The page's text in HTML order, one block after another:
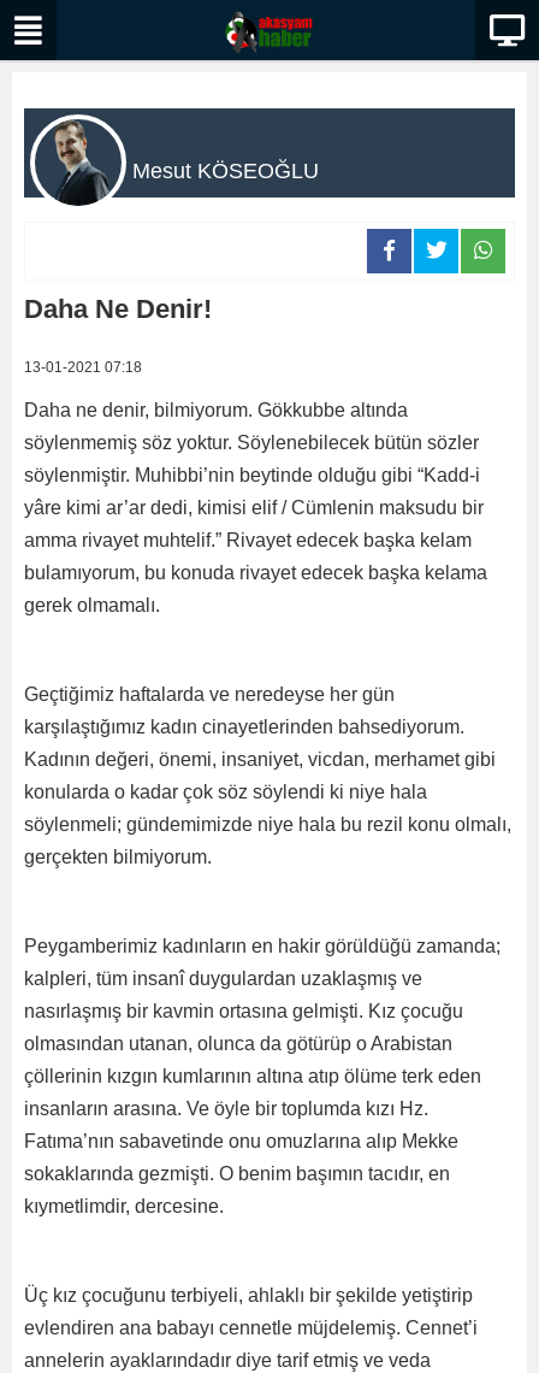
Mesut KÖSEOĞLU
Daha Ne Denir!
13-01-2021 07:18
Daha ne denir, bilmiyorum. Gökkubbe altında
söylenmemiş söz yoktur. Söylenebilecek bütün sözler
söylenmiştir. Muhibbi’nin beytinde olduğu gibi “Kadd-i
yâre kimi ar’ar dedi, kimisi elif / Cümlenin maksudu bir
amma rivayet muhtelif.” Rivayet edecek başka kelam
bulamıyorum, bu konuda rivayet edecek başka kelama
gerek olmamalı.
Geçtiğimiz haftalarda ve neredeyse her gün
karşılaştığımız kadın cinayetlerinden bahsediyorum.
Kadının değeri, önemi, insaniyet, vicdan, merhamet gibi
konularda o kadar çok söz söylendi ki niye hala
söylenmeli; gündemimizde niye hala bu rezil konu olmalı,
gerçekten bilmiyorum.
Peygamberimiz kadınların en hakir görüldüğü zamanda;
kalpleri, tüm insanî duygulardan uzaklaşmış ve
nasırlaşmış bir kavmin ortasına gelmişti. Kız çocuğu
olmasından utanan, olunca da götürüp o Arabistan
çöllerinin kızgın kumlarının altına atıp ölüme terk eden
insanların arasına. Ve öyle bir toplumda kızı Hz.
Fatıma’nın sabavetinde onu omuzlarına alıp Mekke
sokaklarında gezmişti. O benim başımın tacıdır, en
kıymetlimdir, dercesine.
Üç kız çocuğunu terbiyeli, ahlaklı bir şekilde yetiştirip
evlendiren ana babayı cennetle müjdelemiş. Cennet’i
annelerin ayaklarındadır diye tarif etmiş ve veda